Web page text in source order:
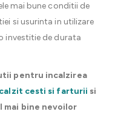
mai bune conditii de
si usurinta in utilizare
investitie de durata
pentru incalzirea
cesti si farturii si
mai bine nevoilor